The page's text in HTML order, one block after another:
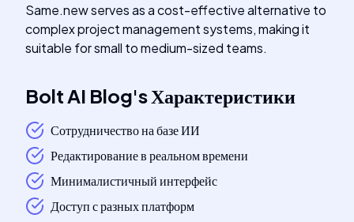
Same.new serves as a cost-effective alternative to
complex project management systems, making it
suitable for small to medium-sized teams.
Bolt AI Blog'sХарактеристики
Сотрудничество на базе ИИ
Редактирование в реальном времени
Минималистичный интерфейс
Доступ с разных платформ